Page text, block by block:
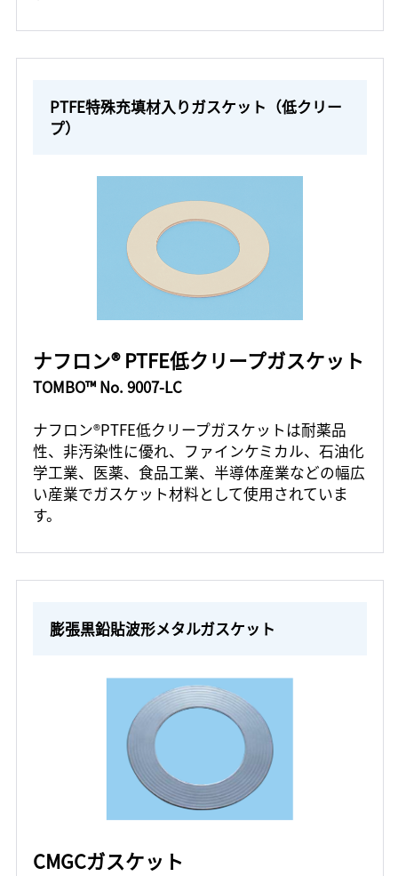
PTFE特殊充填材入りガスケット（低クリー
プ）
ナフロン® PTFE低クリープガスケット
TOMBO™ No. 9007-LC
ナフロン®PTFE低クリープガスケットは耐薬品
性、非汚染性に優れ、ファインケミカル、石油化
学工業、医薬、食品工業、半導体産業などの幅広
い産業でガスケット材料として使用されていま
す。
膨張黒鉛貼波形メタルガスケット
CMGCガスケット